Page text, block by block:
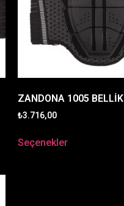
ZANDONA 1005 BELLİK
₺3.716,00
Seçenekler